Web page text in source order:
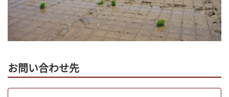
お問い合わせ先